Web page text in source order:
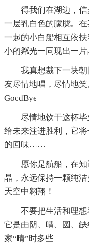
得我们在湖边，
一层乳白色的朦胧。
一起的小白船相互依
小的粼光一同现出一片
我真想裁下一块
友尽情地唱，尽情地笑
GoodBye
尽情地饮干这杯
给未来注进胜利，它
的回味……
愿你是航船，在
晶，永远保持一颗纯
天空中翱翔！
不要把生活和理想
它是由阴、晴、圆、
家“晴”时多些